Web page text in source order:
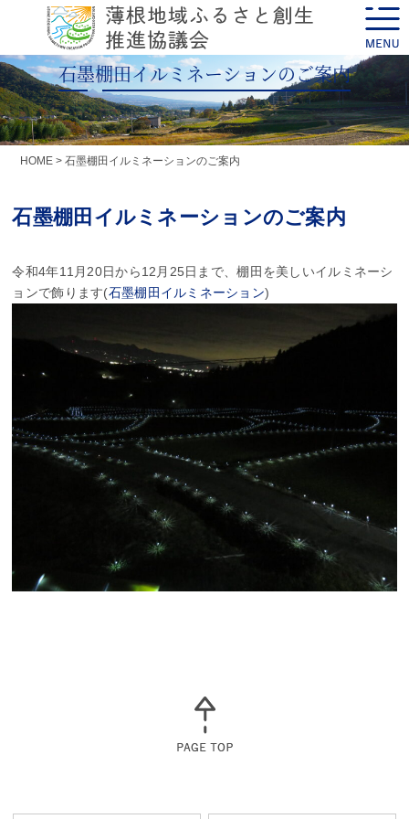
toggle
石墨棚田イルミネーションのご案内
HOME >石墨棚田イルミネーションのご案内
石墨棚田イルミネーションのご案内
令和4年11月20日から12月25日まで、棚田を美しいイルミネーシ
ョンで飾ります(石墨棚田イルミネーション)